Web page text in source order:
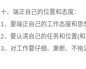
十、端正自己的位置和态度：
1、要端正自己的工作态度和
2、要认清自己的任务和位置(
3、对工作要仔细、果断、不拖